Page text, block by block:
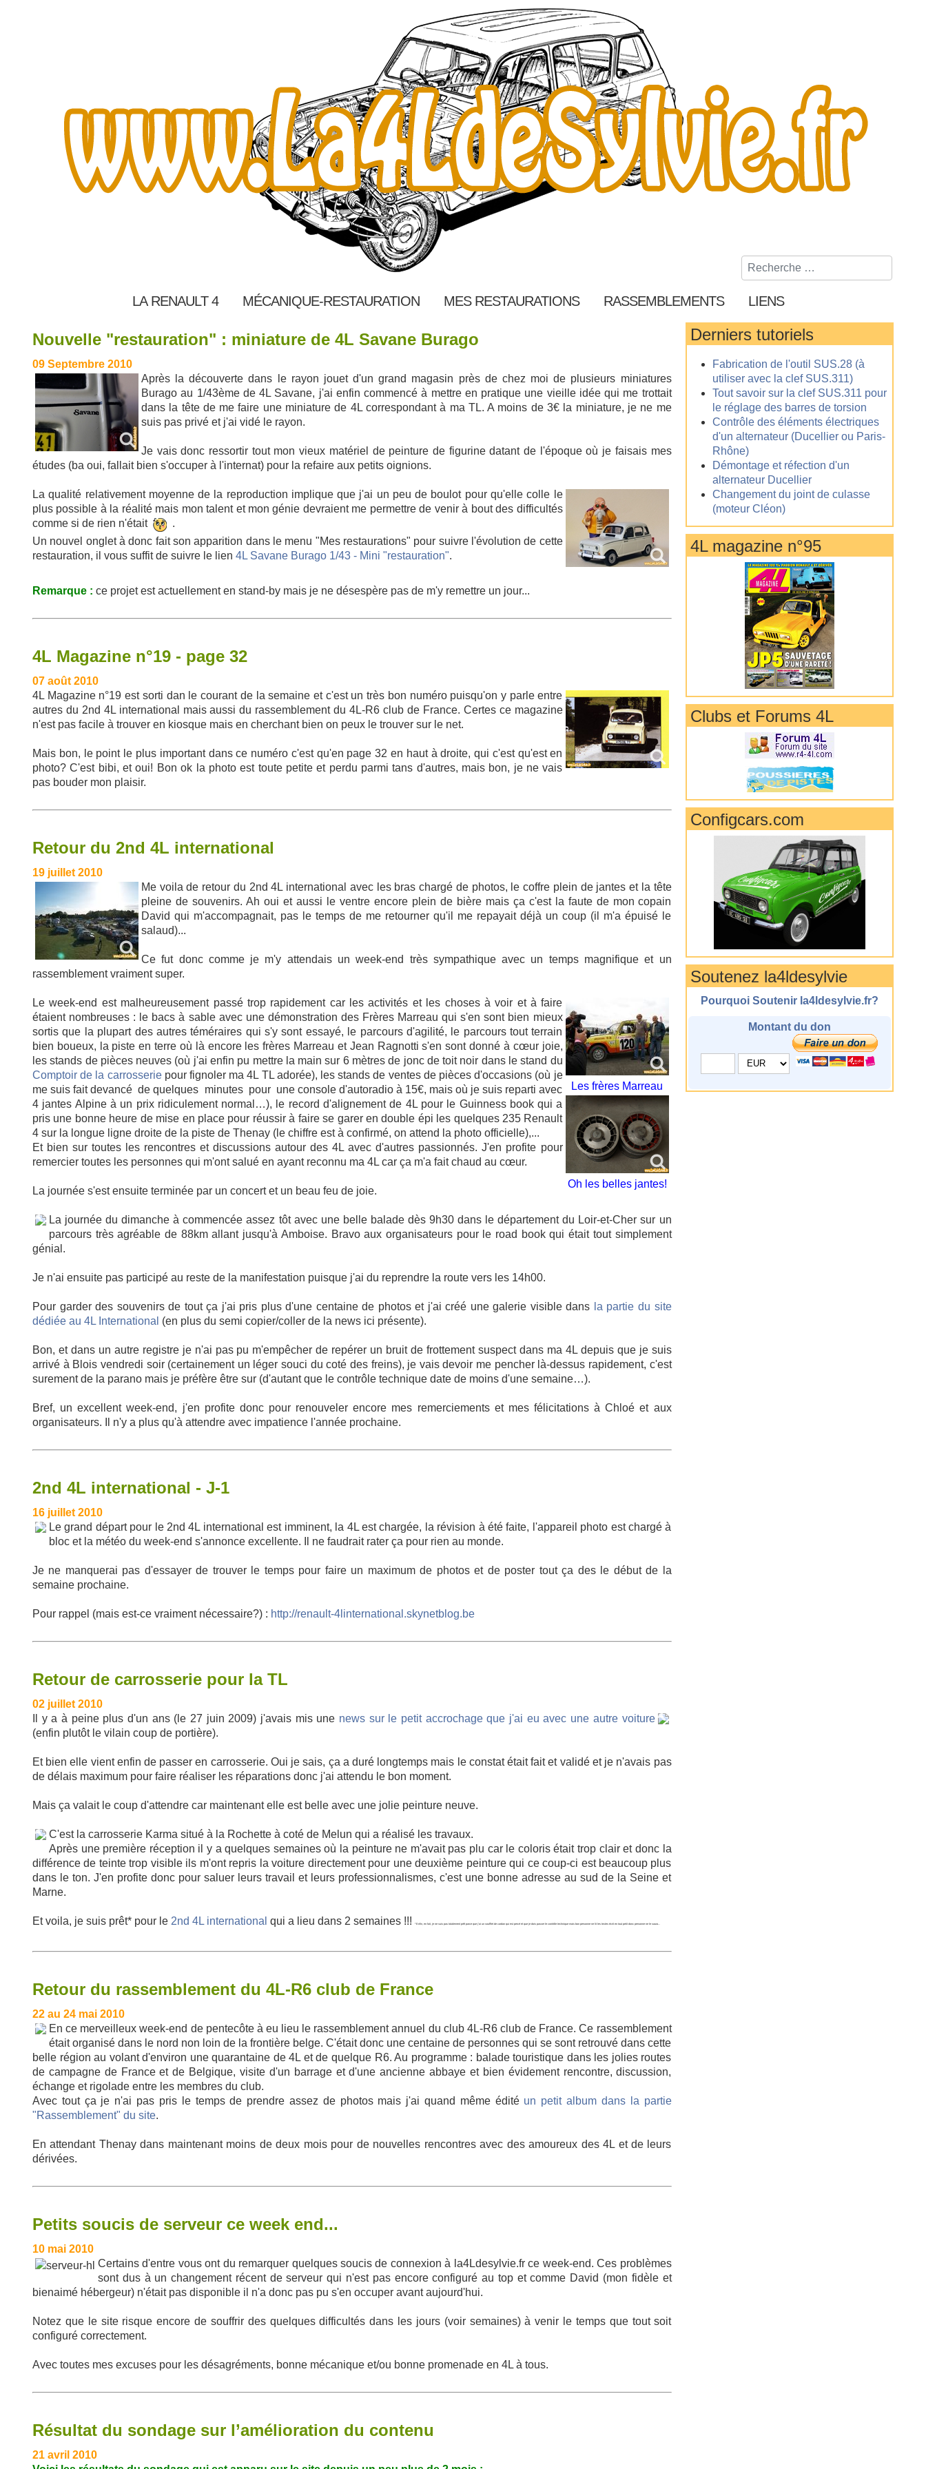
Rechercher
LA RENAULT 4 MÉCANIQUE-RESTAURATION MES RESTAURATIONS RASSEMBLEMENTS LIENS
Nouvelle "restauration" : miniature de 4L Savane Burago
09 Septembre 2010
Après la découverte dans le rayon jouet d'un grand magasin près de chez moi de plusieurs miniatures
Burago au 1/43ème de 4L Savane, j'ai enfin commencé à mettre en pratique une vieille idée qui me trottait
dans la tête de me faire une miniature de 4L correspondant à ma TL. A moins de 3€ la miniature, je ne me
suis pas privé et j'ai vidé le rayon.
Je vais donc ressortir tout mon vieux matériel de peinture de figurine datant de l'époque où je faisais mes
études (ba oui, fallait bien s'occuper à l'internat) pour la refaire aux petits oignions.
La qualité relativement moyenne de la reproduction implique que j'ai un peu de boulot pour qu'elle colle le
plus possible à la réalité mais mon talent et mon génie devraient me permettre de venir à bout des difficultés
comme si de rien n'était
.
Un nouvel onglet à donc fait son apparition dans le menu "Mes restaurations" pour suivre l'évolution de cette
restauration, il vous suffit de suivre le lien 4L Savane Burago 1/43 - Mini "restauration".
Remarque : ce projet est actuellement en stand-by mais je ne désespère pas de m'y remettre un jour...
4L Magazine n°19 - page 32
07 août 2010
4L Magazine n°19 est sorti dan le courant de la semaine et c'est un très bon numéro puisqu'on y parle entre
autres du 2nd 4L international mais aussi du rassemblement du 4L-R6 club de France. Certes ce magazine
n'est pas facile à trouver en kiosque mais en cherchant bien on peux le trouver sur le net.
Mais bon, le point le plus important dans ce numéro c'est qu'en page 32 en haut à droite, qui c'est qu'est en
photo? C'est bibi, et oui! Bon ok la photo est toute petite et perdu parmi tans d'autres, mais bon, je ne vais
pas bouder mon plaisir.
Retour du 2nd 4L international
19 juillet 2010
Me voila de retour du 2nd 4L international avec les bras chargé de photos, le coffre plein de jantes et la tête
pleine de souvenirs. Ah oui et aussi le ventre encore plein de bière mais ça c'est la faute de mon copain
David qui m'accompagnait, pas le temps de me retourner qu'il me repayait déjà un coup (il m'a épuisé le
salaud)...
Ce fut donc comme je m'y attendais un week-end très sympathique avec un temps magnifique et un
rassemblement vraiment super.
Les frères Marreau
Oh les belles jantes!
Le week-end est malheureusement passé trop rapidement car les activités et les choses à voir et à faire
étaient nombreuses : le bacs à sable avec une démonstration des Frères Marreau qui s'en sont bien mieux
sortis que la plupart des autres téméraires qui s'y sont essayé, le parcours d'agilité, le parcours tout terrain
bien boueux, la piste en terre où là encore les frères Marreau et Jean Ragnotti s'en sont donné à cœur joie,
les stands de pièces neuves (où j'ai enfin pu mettre la main sur 6 mètres de jonc de toit noir dans le stand du
Comptoir de la carrosseriepour fignoler ma 4L TL adorée), les stands de ventes de pièces d'occasions (où je
me suis fait devancé de quelques minutes pour une console d'autoradio à 15€, mais où je suis reparti avec
4 jantes Alpine à un prix ridiculement normal…), le record d'alignement de 4L pour le Guinness book qui a
pris une bonne heure de mise en place pour réussir à faire se garer en double épi les quelques 235 Renault
4 sur la longue ligne droite de la piste de Thenay (le chiffre est à confirmé, on attend la photo officielle),...
Et bien sur toutes les rencontres et discussions autour des 4L avec d'autres passionnés. J'en profite pour
remercier toutes les personnes qui m'ont salué en ayant reconnu ma 4L car ça m'a fait chaud au cœur.
La journée s'est ensuite terminée par un concert et un beau feu de joie.
La journée du dimanche à commencée assez tôt avec une belle balade dès 9h30 dans le département du Loir-et-Cher sur un
parcours très agréable de 88km allant jusqu'à Amboise. Bravo aux organisateurs pour le road book qui était tout simplement
génial.
Je n'ai ensuite pas participé au reste de la manifestation puisque j'ai du reprendre la route vers les 14h00.
Pour garder des souvenirs de tout ça j'ai pris plus d'une centaine de photos et j'ai créé une galerie visible dans la partie du site
dédiée au 4L International (en plus du semi copier/coller de la news ici présente).
Bon, et dans un autre registre je n'ai pas pu m'empêcher de repérer un bruit de frottement suspect dans ma 4L depuis que je suis
arrivé à Blois vendredi soir (certainement un léger souci du coté des freins), je vais devoir me pencher là-dessus rapidement, c'est
surement de la parano mais je préfère être sur (d'autant que le contrôle technique date de moins d'une semaine…).
Bref, un excellent week-end, j'en profite donc pour renouveler encore mes remerciements et mes félicitations à Chloé et aux
organisateurs. Il n'y a plus qu'à attendre avec impatience l'année prochaine.
2nd 4L international - J-1
16 juillet 2010
Le grand départ pour le 2nd 4L international est imminent, la 4L est chargée, la révision à été faite, l'appareil photo est chargé à
bloc et la météo du week-end s'annonce excellente. Il ne faudrait rater ça pour rien au monde.
Je ne manquerai pas d'essayer de trouver le temps pour faire un maximum de photos et de poster tout ça des le début de la
semaine prochaine.
Pour rappel (mais est-ce vraiment nécessaire?) : http://renault-4linternational.skynetblog.be
Retour de carrosserie pour la TL
02 juillet 2010
Il y a à peine plus d'un ans (le 27 juin 2009) j'avais mis une news sur le petit accrochage que j'ai eu avec une autre voiture
(enfin plutôt le vilain coup de portière).
Et bien elle vient enfin de passer en carrosserie. Oui je sais, ça a duré longtemps mais le constat était fait et validé et je n'avais pas
de délais maximum pour faire réaliser les réparations donc j'ai attendu le bon moment.
Mais ça valait le coup d'attendre car maintenant elle est belle avec une jolie peinture neuve.
C'est la carrosserie Karma situé à la Rochette à coté de Melun qui a réalisé les travaux.
Après une première réception il y a quelques semaines où la peinture ne m'avait pas plu car le coloris était trop clair et donc la
différence de teinte trop visible ils m'ont repris la voiture directement pour une deuxième peinture qui ce coup-ci est beaucoup plus
dans le ton. J'en profite donc pour saluer leurs travail et leurs professionnalismes, c'est une bonne adresse au sud de la Seine et
Marne.
Et voila, je suis prêt* pour le 2nd 4L international qui a lieu dans 2 semaines !!! *Enfin, en fait, je ne suis pas totalement prêt parce que j'ai un soufflet de cardan qui est percé et que je dois passer le contrôle technique mais bon personne ne lit les textes écrit en tout petit donc personne ne le saura...
Retour du rassemblement du 4L-R6 club de France
22 au 24 mai 2010
En ce merveilleux week-end de pentecôte à eu lieu le rassemblement annuel du club 4L-R6 club de France. Ce rassemblement
était organisé dans le nord non loin de la frontière belge. C'était donc une centaine de personnes qui se sont retrouvé dans cette
belle région au volant d'environ une quarantaine de 4L et de quelque R6. Au programme : balade touristique dans les jolies routes
de campagne de France et de Belgique, visite d'un barrage et d'une ancienne abbaye et bien évidement rencontre, discussion,
échange et rigolade entre les membres du club.
Avec tout ça je n'ai pas pris le temps de prendre assez de photos mais j'ai quand même édité un petit album dans la partie
"Rassemblement" du site.
En attendant Thenay dans maintenant moins de deux mois pour de nouvelles rencontres avec des amoureux des 4L et de leurs
dérivées.
Petits soucis de serveur ce week end...
10 mai 2010
Certains d'entre vous ont du remarquer quelques soucis de connexion à la4Ldesylvie.fr ce week-end. Ces problèmes
sont dus à un changement récent de serveur qui n'est pas encore configuré au top et comme David (mon fidèle et
bienaimé hébergeur) n'était pas disponible il n'a donc pas pu s'en occuper avant aujourd'hui.
Notez que le site risque encore de souffrir des quelques difficultés dans les jours (voir semaines) à venir le temps que tout soit
configuré correctement.
Avec toutes mes excuses pour les désagréments, bonne mécanique et/ou bonne promenade en 4L à tous.
Résultat du sondage sur l’amélioration du contenu
21 avril 2010
Derniers tutoriels
Fabrication de l'outil SUS.28 (à
utiliser avec la clef SUS.311)
Tout savoir sur la clef SUS.311 pour
le réglage des barres de torsion
Contrôle des éléments électriques
d'un alternateur (Ducellier ou Paris-
Rhône)
Démontage et réfection d'un
alternateur Ducellier
Changement du joint de culasse
(moteur Cléon)
4L magazine n°95
Clubs et Forums 4L
Configcars.com
Soutenez la4ldesylvie
Pourquoi Soutenir la4ldesylvie.fr?
Montant du don